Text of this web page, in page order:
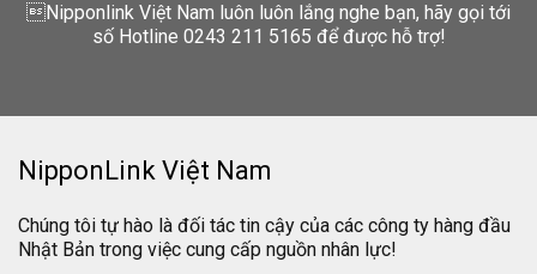
Nipponlink Việt Nam luôn luôn lắng nghe bạn, hãy gọi tới
số Hotline 0243 211 5165 để được hỗ trợ!
NipponLink Việt Nam
Chúng tôi tự hào là đối tác tin cậy của các công ty hàng đầu
Nhật Bản trong việc cung cấp nguồn nhân lực!